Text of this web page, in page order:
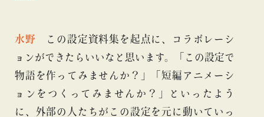
水野 この設定資料集を起点に、コラボレーシ
ョンができたらいいなと思います。「この設定で
物語を作ってみませんか？」「短編アニメーシ
ョンをつくってみませんか？」といったよう
に、外部の人たちがこの設定を元に動いていっ